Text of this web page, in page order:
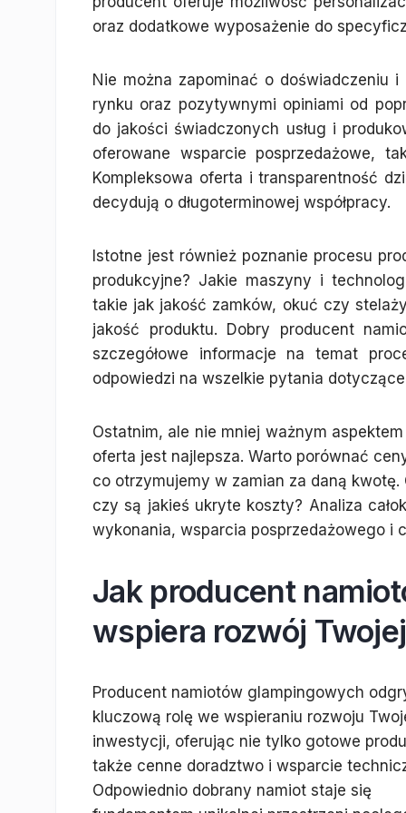
oraz dodatkowe wyposażenie do
Nie można zapominać o doświadczeniu
rynku oraz pozytywnymi opiniami od
do jakości świadczonych usług i
oferowane wsparcie posprzedażowe,
Kompleksowa oferta i transparentność
decydują o długoterminowej współpracy.
Istotne jest również poznanie procesu
produkcyjne? Jakie maszyny i
takie jak jakość zamków, okuć czy
jakość produktu. Dobry producent
szczegółowe informacje na temat
odpowiedzi na wszelkie pytania
Ostatnim, ale nie mniej ważnym
oferta jest najlepsza. Warto porównać
co otrzymujemy w zamian za daną
czy są jakieś ukryte koszty? Analiza
wykonania, wsparcia posprzedażowego i
Jak producent
wspiera rozwój
Producent namiotów glampingowych
kluczową rolę we wspieraniu rozwoju
inwestycji, oferując nie tylko gotowe
także cenne doradztwo i wsparcie
Odpowiednio dobrany namiot staje się